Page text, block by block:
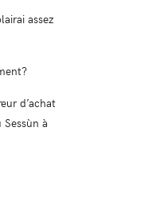
assez
d’achat
à